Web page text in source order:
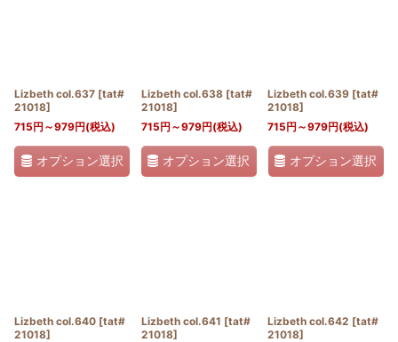
Lizbeth col.637 [tat#
21018]
715円 ～979円(税込)
オプション選択
Lizbeth col.638 [tat#
21018]
715円 ～979円(税込)
オプション選択
Lizbeth col.639 [tat#
21018]
715円 ～979円(税込)
オプション選択
Lizbeth col.640 [tat#
21018]
Lizbeth col.641 [tat#
21018]
Lizbeth col.642 [tat#
21018]